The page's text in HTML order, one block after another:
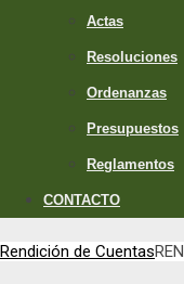
Actas
Resoluciones
Ordenanzas
Presupuestos
Reglamentos
CONTACTO
Rendición de Cuentas